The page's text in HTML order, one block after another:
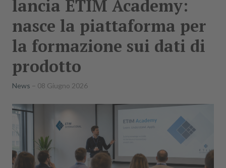
lancia ETIM Academy:
nasce la piattaforma per
la formazione sui dati di
prodotto
News 08 Giugno 2026